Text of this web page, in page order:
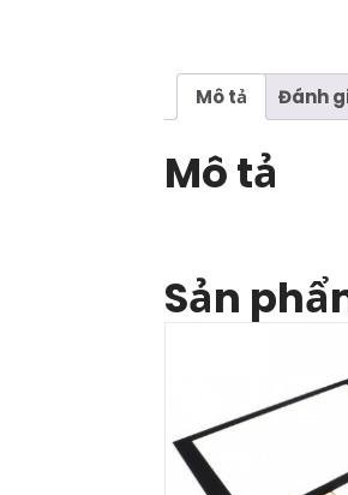
Mô tả Đánh
Mô tả
Sản